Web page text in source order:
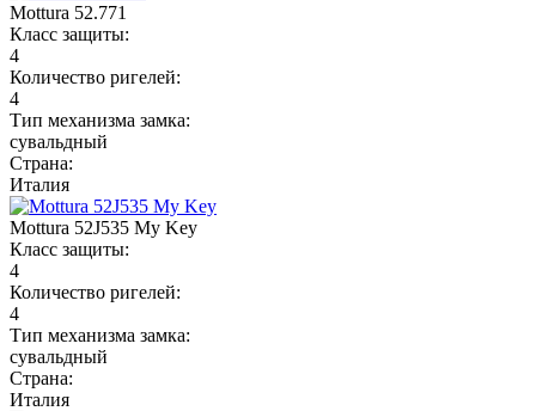
Mottura 52.771
Класс защиты:
4
Количество ригелей:
4
Тип механизма замка:
сувальдный
Страна:
Италия
Mottura 52J535 My Key
Класс защиты:
4
Количество ригелей:
4
Тип механизма замка:
сувальдный
Страна:
Италия